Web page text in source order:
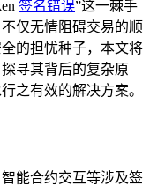
签名错误”这一棘手
仅无情阻碍交易的顺
的担忧种子，本文将
寻其背后的复杂原
之有效的解决方案。
能合约交互等涉及签